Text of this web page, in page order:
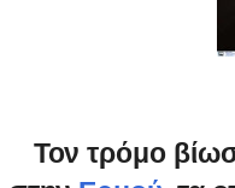
Τον τρόμο